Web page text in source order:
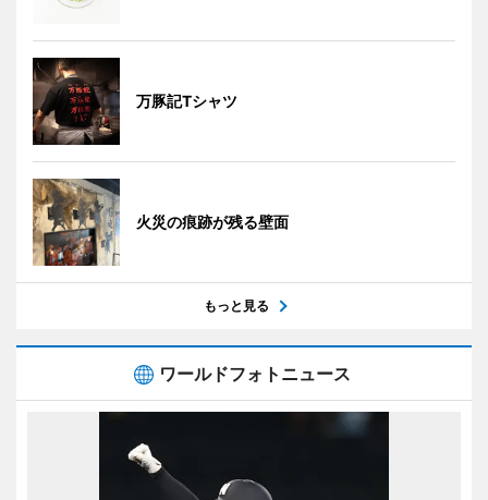
万豚記Tシャツ
火災の痕跡が残る壁面
もっと見る
ワールドフォトニュース